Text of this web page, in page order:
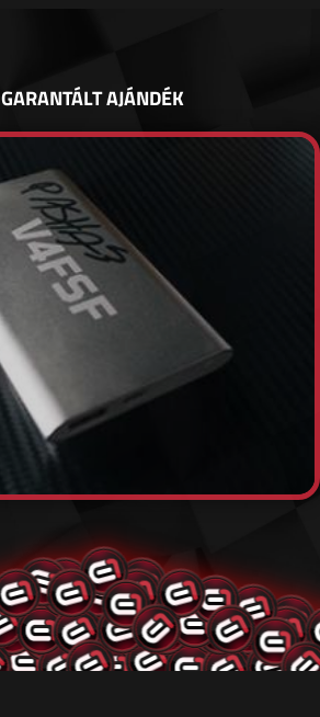
GARANTÁLT AJÁNDÉK